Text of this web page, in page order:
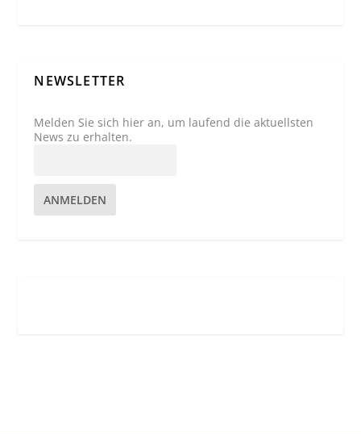
NEWSLETTER
Melden Sie sich hier an, um laufend die aktuellsten
News zu erhalten.
ANMELDEN